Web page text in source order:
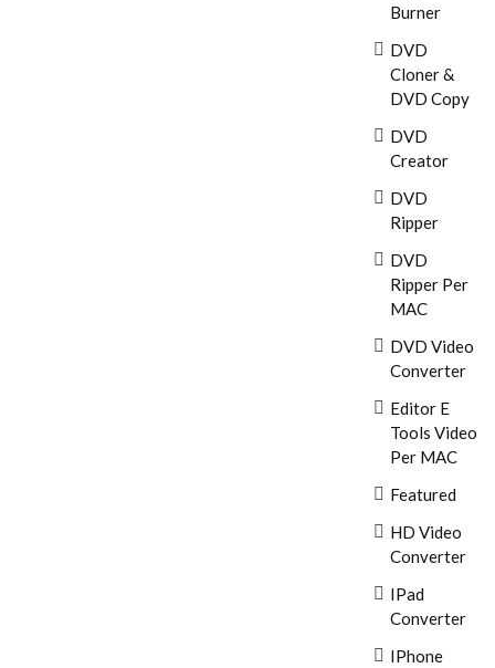
Burner
DVD
Cloner &
DVD Copy
DVD
Creator
DVD
Ripper
DVD
Ripper Per
MAC
DVD Video
Converter
Editor E
Tools Video
Per MAC
Featured
HD Video
Converter
IPad
Converter
IPhone